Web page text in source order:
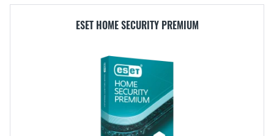
ESET HOME SECURITY PREMIUM